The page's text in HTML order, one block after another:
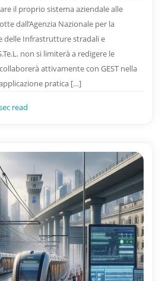
il proprio sistema aziendale alle
dall’Agenzia Nazionale per la
delle Infrastrutture stradali e
non si limiterà a redigere le
attivamente con GEST nella
pratica […]
read